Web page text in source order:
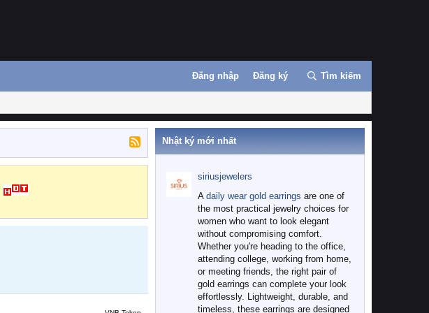
Đăng nhập Đăng ký Tìm kiếm
Nhật ký mới nhất
siriusjewelers
A daily wear gold earrings are one of
the most practical jewelry choices for
women who want to look elegant
without compromising comfort.
Whether you're heading to the office,
attending college, working from home,
or meeting friends, the right pair of
gold earrings can complete your look
effortlessly. Lightweight, durable, and
timeless, these earrings are designed